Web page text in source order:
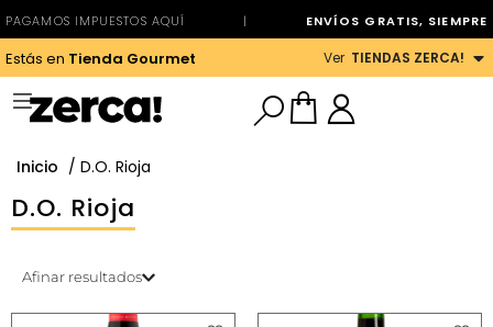
PAGAMOS IMPUESTOS AQUÍ | ENVÍOS GRATIS, SIEMPRE
Estás en Tienda Gourmet Ver TIENDAS ZERCA!
Inicio / D.O. Rioja
D.O. Rioja
Afinar resultados